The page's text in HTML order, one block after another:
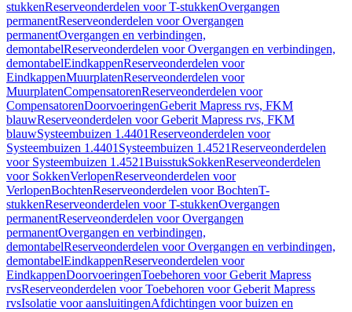
stukkenReserveonderdelen voor T-stukkenOvergangen
permanentReserveonderdelen voor Overgangen
permanentOvergangen en verbindingen,
demontabelReserveonderdelen voor Overgangen en verbindingen,
demontabelEindkappenReserveonderdelen voor
EindkappenMuurplatenReserveonderdelen voor
MuurplatenCompensatorenReserveonderdelen voor
CompensatorenDoorvoeringenGeberit Mapress rvs, FKM
blauwReserveonderdelen voor Geberit Mapress rvs, FKM
blauwSysteembuizen 1.4401Reserveonderdelen voor
Systeembuizen 1.4401 Systeembuizen 1.4521Reserveonderdelen
voor Systeembuizen 1.4521BuisstukSokkenReserveonderdelen
voor SokkenVerlopenReserveonderdelen voor
VerlopenBochtenReserveonderdelen voor BochtenT-
stukkenReserveonderdelen voor T-stukkenOvergangen
permanentReserveonderdelen voor Overgangen
permanentOvergangen en verbindingen,
demontabelReserveonderdelen voor Overgangen en verbindingen,
demontabelEindkappenReserveonderdelen voor
EindkappenDoorvoeringenToebehoren voor Geberit Mapress
rvsReserveonderdelen voor Toebehoren voor Geberit Mapress
rvsIsolatie voor aansluitingenAfdichtingen voor buizen en